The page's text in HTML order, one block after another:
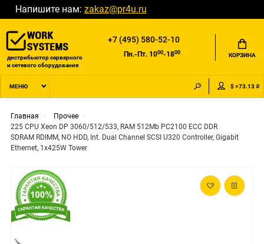
Напишите нам: zakaz@pr4u.ru
дистрибьютор серверного
и сетевого оборудования
+7 (495) 580-52-10
Пн.-Пт. 1000-1800 КОРЗИНА
МЕНЮ $ =73.13 ₽
Главная
Прочее
225 CPU Xeon DP 3060/512/533, RAM 512Mb PC2100 ECC DDR
SDRAM RDIMM, NO HDD, Int. Dual Channel SCSI U320 Controller, Gigabit
Ethernet, 1x425W Tower